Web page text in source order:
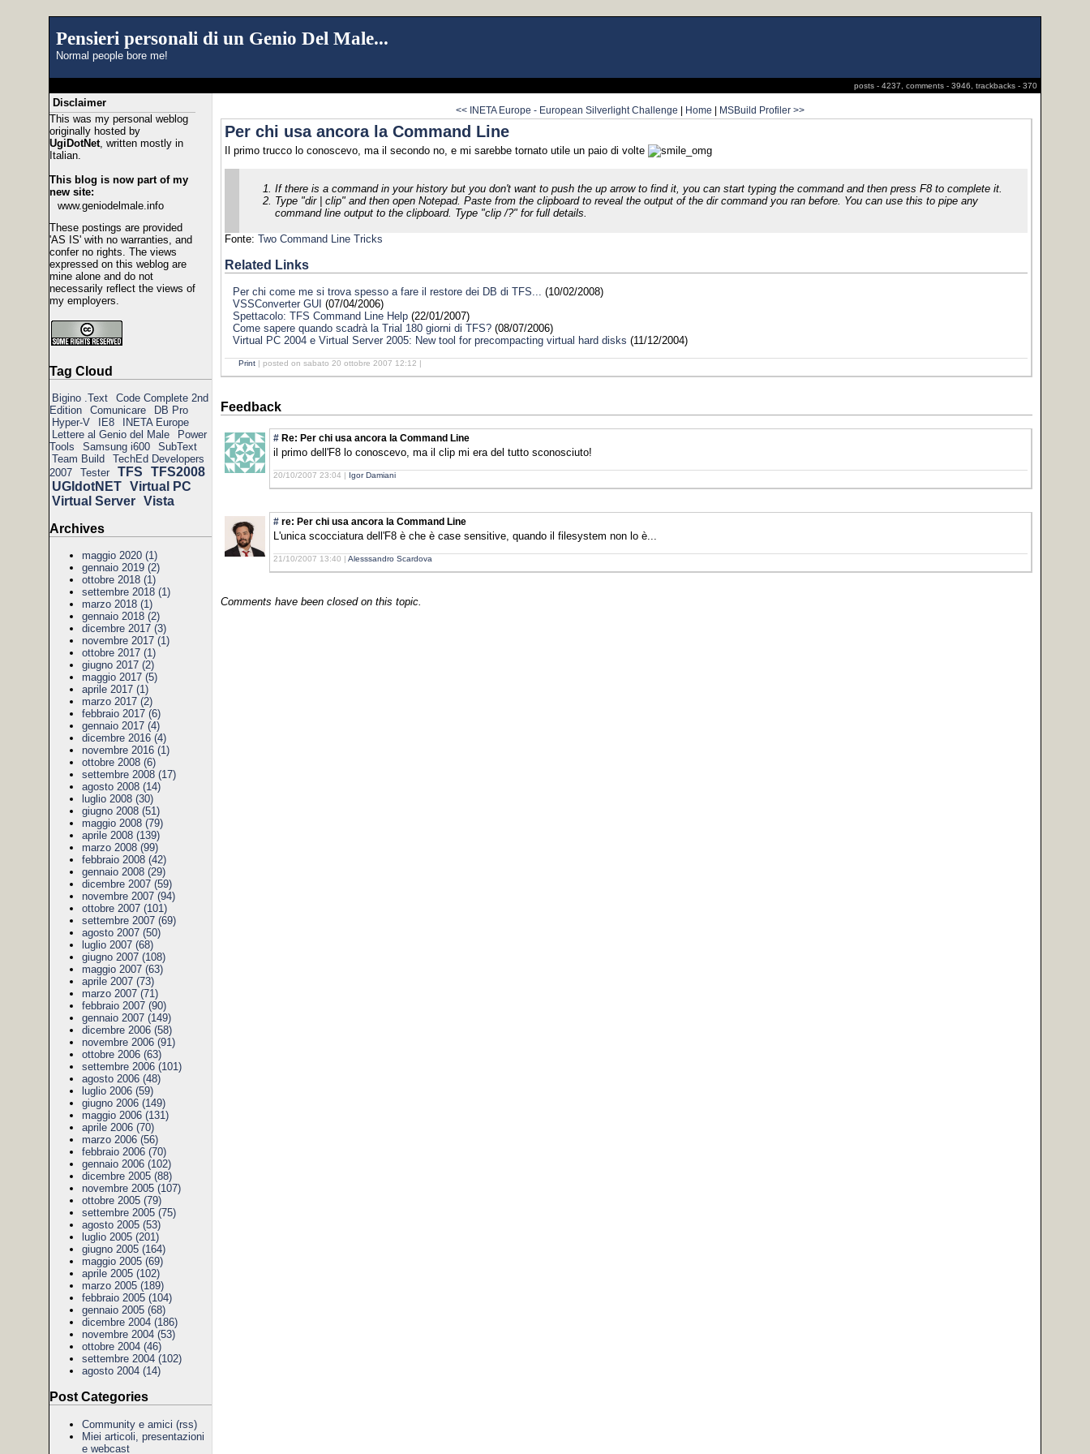
Pensieri personali di un Genio Del Male...
Normal people bore me!
posts - 4237, comments - 3946, trackbacks - 370
Disclaimer
This was my personal weblog
originally hosted by
UgiDotNet, written mostly in
Italian.
This blog is now part of my
new site:
www.geniodelmale.info
These postings are provided
'AS IS' with no warranties, and
confer no rights. The views
expressed on this weblog are
mine alone and do not
necessarily reflect the views of
my employers.
Tag Cloud
Bigino .Text
Code Complete 2nd
Edition
Comunicare
DB Pro
Hyper-V
IE8
INETA Europe
Lettere al Genio del Male
Power
Tools
Samsung i600
SubText
Team Build
TechEd Developers
2007
Tester TFS
TFS2008
UGIdotNET Virtual PC
Virtual Server Vista
Archives
maggio 2020 (1)
gennaio 2019 (2)
ottobre 2018 (1)
settembre 2018 (1)
marzo 2018 (1)
gennaio 2018 (2)
dicembre 2017 (3)
novembre 2017 (1)
ottobre 2017 (1)
giugno 2017 (2)
maggio 2017 (5)
aprile 2017 (1)
marzo 2017 (2)
febbraio 2017 (6)
gennaio 2017 (4)
dicembre 2016 (4)
novembre 2016 (1)
ottobre 2008 (6)
settembre 2008 (17)
agosto 2008 (14)
luglio 2008 (30)
giugno 2008 (51)
maggio 2008 (79)
aprile 2008 (139)
marzo 2008 (99)
febbraio 2008 (42)
gennaio 2008 (29)
dicembre 2007 (59)
novembre 2007 (94)
ottobre 2007 (101)
settembre 2007 (69)
agosto 2007 (50)
luglio 2007 (68)
giugno 2007 (108)
maggio 2007 (63)
aprile 2007 (73)
marzo 2007 (71)
febbraio 2007 (90)
gennaio 2007 (149)
dicembre 2006 (58)
novembre 2006 (91)
ottobre 2006 (63)
settembre 2006 (101)
agosto 2006 (48)
luglio 2006 (59)
giugno 2006 (149)
maggio 2006 (131)
aprile 2006 (70)
marzo 2006 (56)
febbraio 2006 (70)
gennaio 2006 (102)
dicembre 2005 (88)
novembre 2005 (107)
ottobre 2005 (79)
settembre 2005 (75)
agosto 2005 (53)
luglio 2005 (201)
giugno 2005 (164)
maggio 2005 (69)
aprile 2005 (102)
marzo 2005 (189)
febbraio 2005 (104)
gennaio 2005 (68)
dicembre 2004 (186)
novembre 2004 (53)
ottobre 2004 (46)
settembre 2004 (102)
agosto 2004 (14)
Post Categories
Community e amici (rss)
Miei articoli, presentazioni
e webcast
<< INETA Europe - European Silverlight Challenge | Home | MSBuild Profiler >>
Per chi usa ancora la Command Line
Il primo trucco lo conoscevo, ma il secondo no, e mi sarebbe tornato utile un paio di volte
If there is a command in your history but you don't want to push the up arrow to find it, you can start typing the command and then press F8 to complete it.
Type "dir | clip" and then open Notepad. Paste from the clipboard to reveal the output of the dir command you ran before. You can use this to pipe any
command line output to the clipboard. Type "clip /?" for full details.
Fonte: Two Command Line Tricks
Related Links
Per chi come me si trova spesso a fare il restore dei DB di TFS... (10/02/2008)
VSSConverter GUI (07/04/2006)
Spettacolo: TFS Command Line Help (22/01/2007)
Come sapere quando scadrà la Trial 180 giorni di TFS? (08/07/2006)
Virtual PC 2004 e Virtual Server 2005: New tool for precompacting virtual hard disks (11/12/2004)
Print | posted on sabato 20 ottobre 2007 12:12 |
Feedback
# Re: Per chi usa ancora la Command Line
il primo dell'F8 lo conoscevo, ma il clip mi era del tutto sconosciuto!
20/10/2007 23:04 | Igor Damiani
# re: Per chi usa ancora la Command Line
L'unica scocciatura dell'F8 è che è case sensitive, quando il filesystem non lo è...
21/10/2007 13:40 | Alesssandro Scardova
Comments have been closed on this topic.